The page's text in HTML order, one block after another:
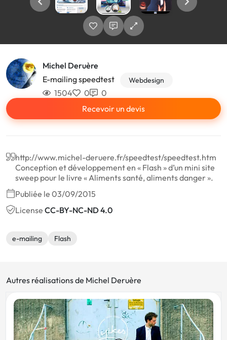
Michel Deruère
E-mailing speedtest
Webdesign
1504 0
0
Recevoir un devis
http://www.michel-deruere.fr/speedtest/speedtest.htm
Conception et développement en « Flash » d’un mini site
sweep pour le livre « Aliments santé, aliments danger ».
Publiée le 03/09/2015
License CC-BY-NC-ND 4.0
e-mailing Flash
Autres réalisations de Michel Deruère